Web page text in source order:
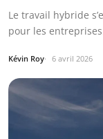
Le travail hybride
pour les
Kévin Roy 6 avril 2026